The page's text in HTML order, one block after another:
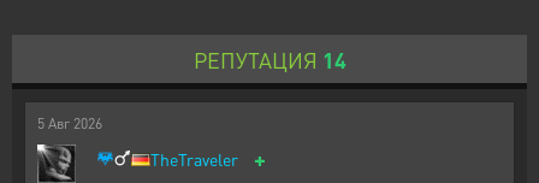
РЕПУТАЦИЯ 14
5 Авг 2026
TheTraveler +